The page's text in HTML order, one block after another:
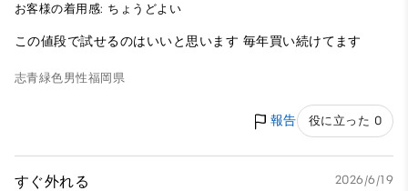
お客様の着用感: ちょうどよい
この値段で試せるのはいいと思います 毎年買い続けてます
志青緑色男性福岡県
報告 役に立った 0
すぐ外れる 2026/6/19